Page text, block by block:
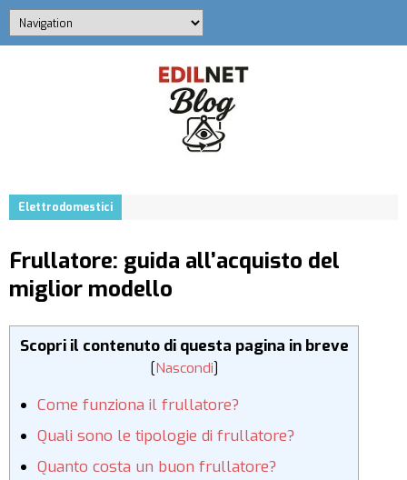
Elettrodomestici
Frullatore: guida all’acquisto del
miglior modello
Scopri il contenuto di questa pagina in breve
[Nascondi]
Come funziona il frullatore?
Quali sono le tipologie di frullatore?
Quanto costa un buon frullatore?